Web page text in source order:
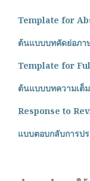
Template for
ต้นแบบบทคัดย่อภา
Template for
ต้นแบบบทความเต็
Response to
แบบตอบกลับการป